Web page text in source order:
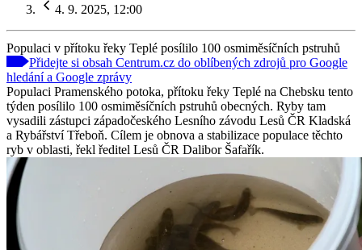
4. 9. 2025, 12:00
Populaci v přítoku řeky Teplé posílilo 100 osmiměsíčních pstruhů
Přidejte si obsah Centrum.cz do oblíbených zdrojů pro Google
hledání a Google zprávy
Populaci Pramenského potoka, přítoku řeky Teplé na Chebsku tento
týden posílilo 100 osmiměsíčních pstruhů obecných. Ryby tam
vysadili zástupci západočeského Lesního závodu Lesů ČR Kladská
a Rybářství Třeboň. Cílem je obnova a stabilizace populace těchto
ryb v oblasti, řekl ředitel Lesů ČR Dalibor Šafařík.